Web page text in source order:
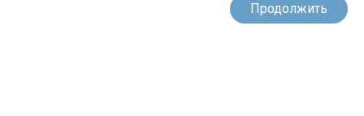
Продолжить